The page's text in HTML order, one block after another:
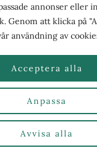
annonser eller
Genom att klicka på
användning av
Anpassa
Avvisa alla
Acceptera alla
vi vara din självklara
KalmarPosten
fick nya ägare 2025.
frågor?Kontakta oss
|Se alla
här